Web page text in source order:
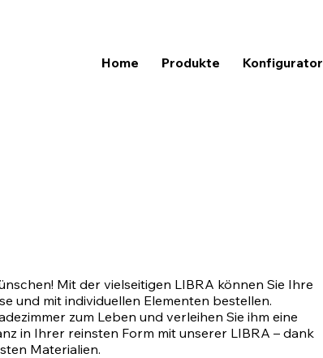
Home Produkte Konfigurator
Mit der vielseitigen LIBRA können Sie Ihre
und mit individuellen Elementen bestellen.
zum Leben und verleihen Sie ihm eine
in Ihrer reinsten Form mit unserer LIBRA – dank
Materialien.